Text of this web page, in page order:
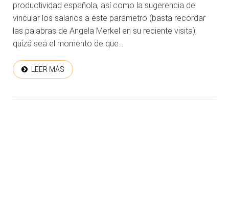
productividad española, así como la sugerencia de
vincular los salarios a este parámetro (basta recordar
las palabras de Angela Merkel en su reciente visita),
quizá sea el momento de que...
LEER MÁS